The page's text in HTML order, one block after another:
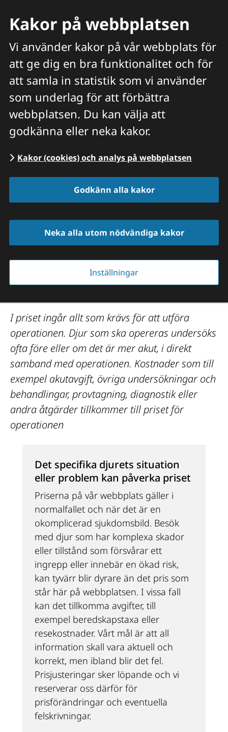
Kakor på webbplatsen
Vi använder kakor på vår webbplats för
att ge dig en bra funktionalitet och för
att samla in statistik som vi använder
som underlag för att förbättra
webbplatsen. Du kan välja att
godkänna eller neka kakor.
Kakor (cookies) och analys på webbplatsen
Godkänn alla kakor
Neka alla utom nödvändiga kakor
Inställningar
Meny Hitta veterinär Sök
Start / Våra priser och tjänster / Löpmage |
PRODUKTIONSDJUR
Löpmage operation
produktionsdjur
5 320 kr
I priset ingår allt som krävs för att utföra
operationen. Djur som ska opereras undersöks
ofta före eller om det är mer akut, i direkt
samband med operationen. Kostnader som till
exempel akutavgift, övriga undersökningar och
behandlingar, provtagning, diagnostik eller
andra åtgärder tillkommer till priset för
operationen
Det specifika djurets situation
eller problem kan påverka priset
Priserna på vår webbplats gäller i
normalfallet och när det är en
okomplicerad sjukdomsbild. Besök
med djur som har komplexa skador
eller tillstånd som försvårar ett
ingrepp eller innebär en ökad risk,
kan tyvärr blir dyrare än det pris som
står här på webbplatsen. I vissa fall
kan det tillkomma avgifter, till
exempel beredskapstaxa eller
resekostnader. Vårt mål är att all
information skall vara aktuell och
korrekt, men ibland blir det fel.
Prisjusteringar sker löpande och vi
reserverar oss därför för
prisförändringar och eventuella
felskrivningar.